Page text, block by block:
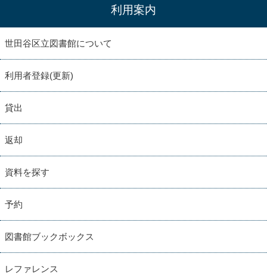
利用案内
世田谷区立図書館について
利用者登録(更新)
貸出
返却
資料を探す
予約
図書館ブックボックス
レファレンス